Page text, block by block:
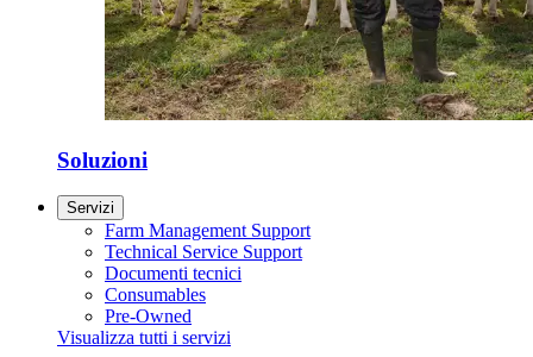
Soluzioni
Servizi
Farm Management Support
Technical Service Support
Documenti tecnici
Consumables
Pre-Owned
Visualizza tutti i servizi